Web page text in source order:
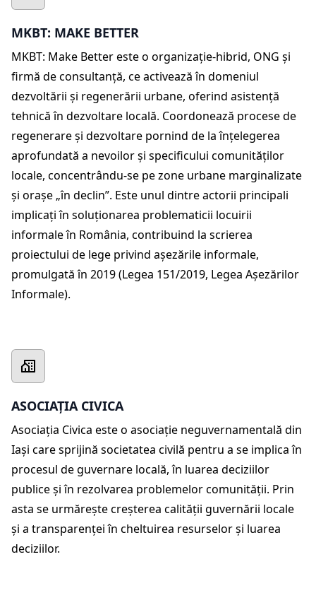
MKBT: MAKE BETTER
MKBT: Make Better este o organizație-hibrid, ONG și
firmă de consultanță, ce activează în domeniul
dezvoltării și regenerării urbane, oferind asistență
tehnică în dezvoltare locală. Coordonează procese de
regenerare și dezvoltare pornind de la înțelegerea
aprofundată a nevoilor și specificului comunităților
locale, concentrându-se pe zone urbane marginalizate
și orașe „în declin”. Este unul dintre actorii principali
implicați în soluționarea problematicii locuirii
informale în România, contribuind la scrierea
proiectului de lege privind așezările informale,
promulgată în 2019 (Legea 151/2019, Legea Așezărilor
Informale).
ASOCIAȚIA CIVICA
Asociația Civica este o asociație neguvernamentală din
Iași care sprijină societatea civilă pentru a se implica în
procesul de guvernare locală, în luarea deciziilor
publice și în rezolvarea problemelor comunității. Prin
asta se urmărește creșterea calității guvernării locale
și a transparenței în cheltuirea resurselor şi luarea
deciziilor.